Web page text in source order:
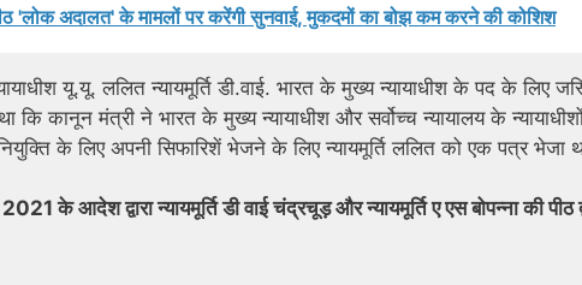
'लोक अदालत' के मामलों पर करेंगी सुनवाई, मुकदमों का बोझ कम करने की कोशिश
यू.यू. ललित न्यायमूर्ति डी.वाई. भारत के मुख्य न्यायाधीश के पद के लिए
कानून मंत्री ने भारत के मुख्य न्यायाधीश और सर्वोच्च न्यायालय के
के लिए अपनी सिफारिशें भेजने के लिए न्यायमूर्ति ललित को एक पत्र भेजा
के आदेश द्वारा न्यायमूर्ति डी वाई चंद्रचूड़ और न्यायमूर्ति ए एस बोपन्ना की पीठ